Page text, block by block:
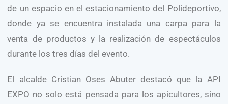
de un espacio en el estacionamiento del Polideportivo,
donde ya se encuentra instalada una carpa para la
venta de productos y la realización de espectáculos
durante los tres días del evento.
El alcalde Cristian Oses Abuter destacó que la API
EXPO no solo está pensada para los apicultores, sino